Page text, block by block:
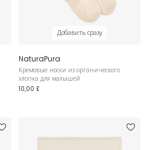
Добавить сразу
NaturaPura
Кремовые носки из органического
хлопка для малышей
10,00 £